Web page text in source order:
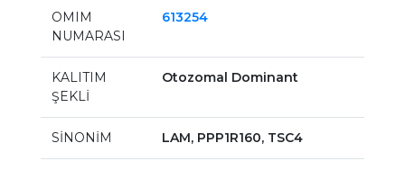
OMIM
NUMARASI
613254
KALITIM
ŞEKLİ
Otozomal Dominant
SİNONİM LAM, PPP1R160, TSC4